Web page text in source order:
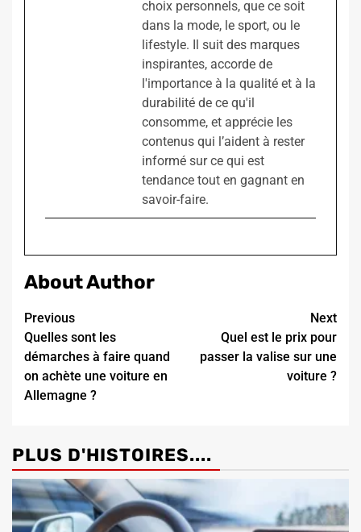
choix personnels, que ce soit
dans la mode, le sport, ou le
lifestyle. Il suit des marques
inspirantes, accorde de
l'importance à la qualité et à la
durabilité de ce qu'il
consomme, et apprécie les
contenus qui l’aident à rester
informé sur ce qui est
tendance tout en gagnant en
savoir-faire.
About Author
Continue
Reading
Previous
Quelles sont les
démarches à faire quand
on achète une voiture en
Allemagne ?
Next
Quel est le prix pour
passer la valise sur une
voiture ?
PLUS D'HISTOIRES....